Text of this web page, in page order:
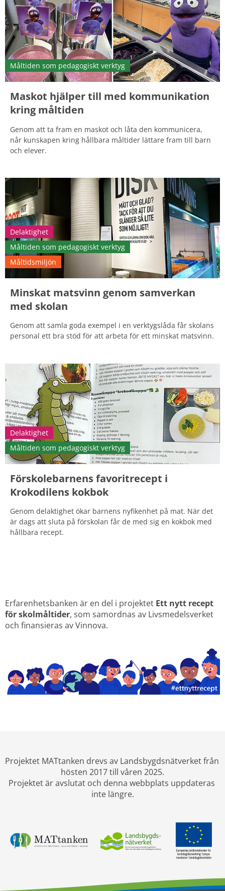
Måltiden som pedagogiskt verktyg
Maskot hjälper till med kommunikation
kring måltiden
Genom att ta fram en maskot och låta den kommunicera,
når kunskapen kring hållbara måltider lättare fram till barn
och elever.
Delaktighet
Måltiden som pedagogiskt verktyg
Måltidsmiljön
Minskat matsvinn genom samverkan
med skolan
Genom att samla goda exempel i en verktygslåda får skolans
personal ett bra stöd för att arbeta för ett minskat matsvinn.
Delaktighet
Måltiden som pedagogiskt verktyg
Förskolebarnens favoritrecept i
Krokodilens kokbok
Genom delaktighet ökar barnens nyfikenhet på mat. När det
är dags att sluta på förskolan får de med sig en kokbok med
hållbara recept.
Erfarenhetsbanken är en del i projektet Ett nytt recept
för skolmåltider, som samordnas av Livsmedelsverket
och finansieras av Vinnova.
Projektet MATtanken drevs av Landsbygdsnätverket från
hösten 2017 till våren 2025.
Projektet är avslutat och denna webbplats uppdateras
inte längre.